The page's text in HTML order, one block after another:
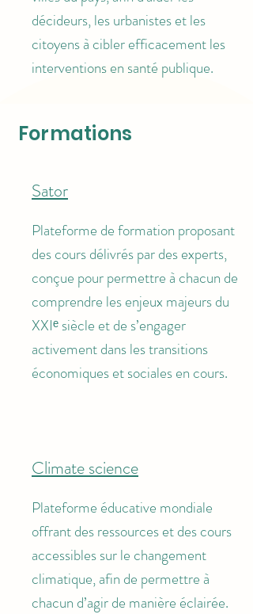
décideurs, les urbanistes et les
citoyens à cibler efficacement les
interventions en santé publique.
Formations
Sator
Plateforme de formation proposant
des cours délivrés par des experts,
conçue pour permettre à chacun de
comprendre les enjeux majeurs du
XXIᵉ siècle et de s’engager
activement dans les transitions
économiques et sociales en cours.
Climate science
Plateforme éducative mondiale
offrant des ressources et des cours
accessibles sur le changement
climatique, afin de permettre à
chacun d’agir de manière éclairée.